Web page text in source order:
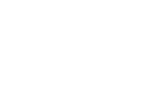
DE INICIO